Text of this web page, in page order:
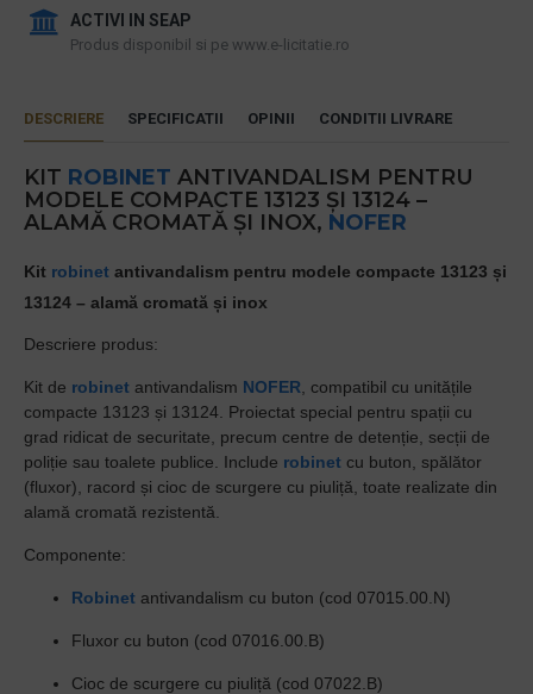
ACTIVI IN SEAP
Produs disponibil si pe www.e-licitatie.ro
DESCRIERE SPECIFICATII OPINII CONDITII LIVRARE
KIT ROBINET ANTIVANDALISM PENTRU
MODELE COMPACTE 13123 ȘI 13124 –
ALAMĂ CROMATĂ ȘI INOX, NOFER
Kit robinet antivandalism pentru modele compacte 13123 și
13124 – alamă cromată și inox
Descriere produs:
Kit de robinet antivandalism NOFER , compatibil cu unitățile
compacte 13123 și 13124. Proiectat special pentru spații cu
grad ridicat de securitate, precum centre de detenție, secții de
poliție sau toalete publice. Include robinet cu buton, spălător
(fluxor), racord și cioc de scurgere cu piuliță, toate realizate din
alamă cromată rezistentă.
Componente:
Robinet antivandalism cu buton (cod 07015.00.N)
Fluxor cu buton (cod 07016.00.B)
Cioc de scurgere cu piuliță (cod 07022.B)